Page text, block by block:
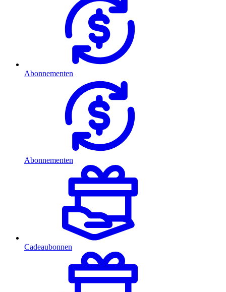
Abonnementen
Abonnementen
Cadeaubonnen